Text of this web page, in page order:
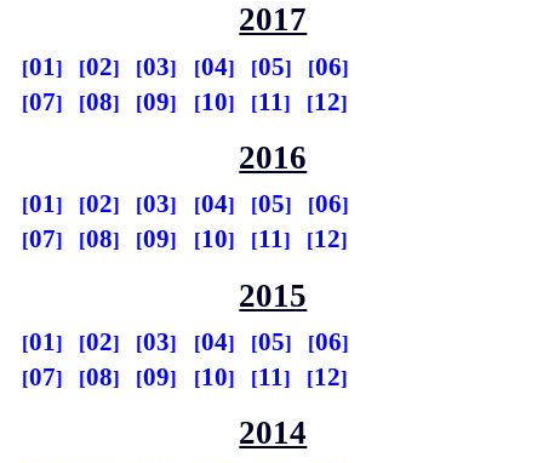
2017
01 02 03 04 05
06
07
08 09 10 11 12
2016
01 02 03 04 05
06
07
08 09 10 11 12
2015
01 02 03 04 05
06
07
08 09 10 11 12
2014